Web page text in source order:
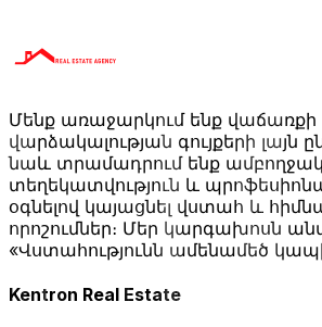
Մենք առաջարկում ենք վաճառքի
վարձակալության գույքերի լայն
նաև տրամադրում ենք
տեղեկատվություն և
օգնելով կայացնել վստահ և
որոշումներ։ Մեր կարգախոսն
«Վստահությունն ամենամեծ
Kentron Real Estate